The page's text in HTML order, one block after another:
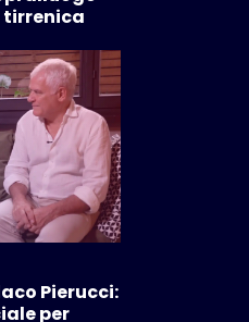
tirrenica
Pierucci:
per